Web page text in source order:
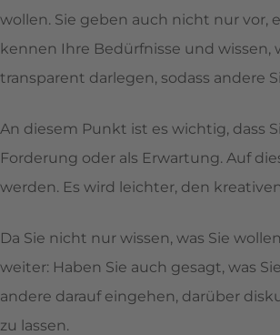
wollen. Sie geben auch nicht nur vor,
kennen Ihre Bedürfnisse und wissen,
transparent darlegen, sodass andere
An diesem Punkt ist es wichtig, dass
Forderung oder als Erwartung. Auf
werden. Es wird leichter, den
Da Sie nicht nur wissen, was Sie
weiter: Haben Sie auch gesagt, was
andere darauf eingehen, darüber
zu lassen.